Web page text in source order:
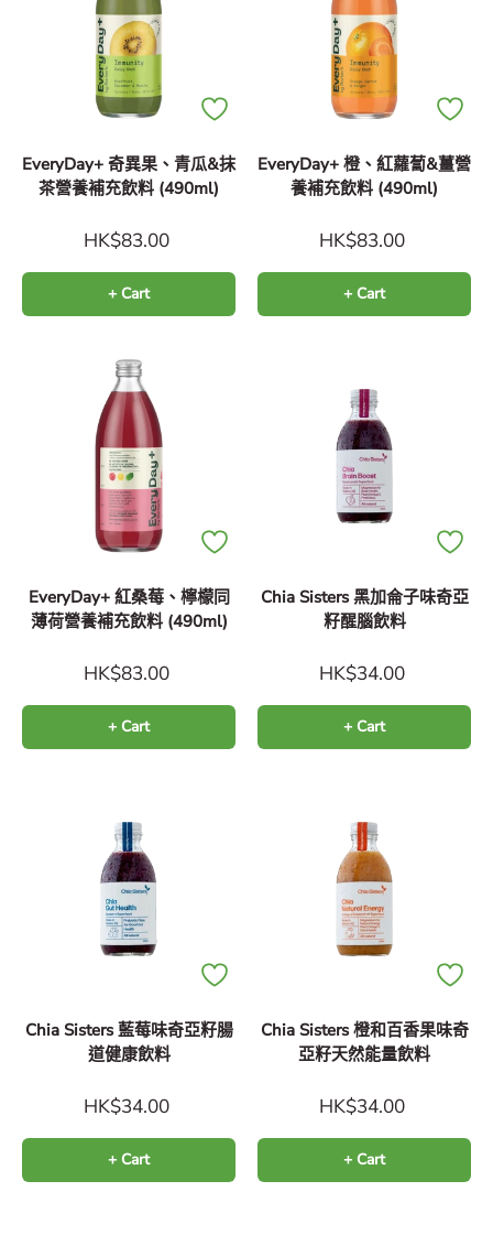
EveryDay+ 奇異果、青瓜&抹
茶營養補充飲料 (490ml)
HK$83.00
+ Cart
EveryDay+ 橙、紅蘿蔔&薑營
養補充飲料 (490ml)
HK$83.00
+ Cart
EveryDay+ 紅桑莓、檸檬同
薄荷營養補充飲料 (490ml)
HK$83.00
+ Cart
Chia Sisters 黑加侖子味奇亞
籽醒腦飲料
HK$34.00
+ Cart
Chia Sisters 藍莓味奇亞籽腸
道健康飲料
HK$34.00
+ Cart
Chia Sisters 橙和百香果味奇
亞籽天然能量飲料
HK$34.00
+ Cart